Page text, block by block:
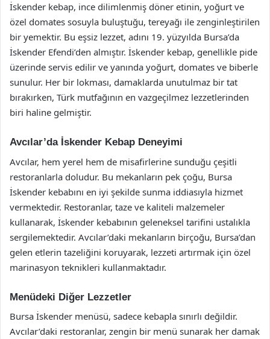
İskender kebap, ince dilimlenmiş döner etinin, yoğurt ve
özel domates sosuyla buluştuğu, tereyağı ile zenginleştirilen
bir yemektir. Bu eşsiz lezzet, adını 19. yüzyılda Bursa’da
İskender Efendi’den almıştır. İskender kebap, genellikle pide
üzerinde servis edilir ve yanında yoğurt, domates ve biberle
sunulur. Her bir lokması, damaklarda unutulmaz bir tat
bırakırken, Türk mutfağının en vazgeçilmez lezzetlerinden
biri haline gelmiştir.
Avcılar’da İskender Kebap Deneyimi
Avcılar, hem yerel hem de misafirlerine sunduğu çeşitli
restoranlarla doludur. Bu mekanların pek çoğu, Bursa
İskender kebabını en iyi şekilde sunma iddiasıyla hizmet
vermektedir. Restoranlar, taze ve kaliteli malzemeler
kullanarak, İskender kebabının geleneksel tarifini ustalıkla
sergilemektedir. Avcılar’daki mekanların birçoğu, Bursa’dan
gelen etlerin tazeliğini koruyarak, lezzeti artırmak için özel
marinasyon teknikleri kullanmaktadır.
Menüdeki Diğer Lezzetler
Bursa İskender menüsü, sadece kebapla sınırlı değildir.
Avcılar’daki restoranlar, zengin bir menü sunarak her damak